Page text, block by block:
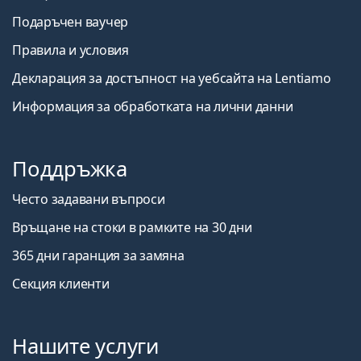
Подаръчен ваучер
Правила и условия
Декларация за достъпност на уебсайта на Lentiamo
Информация за обработката на лични данни
Поддръжка
Често задавани въпроси
Връщане на стоки в рамките на 30 дни
365 дни гаранция за замяна
Секция клиенти
Нашите услуги